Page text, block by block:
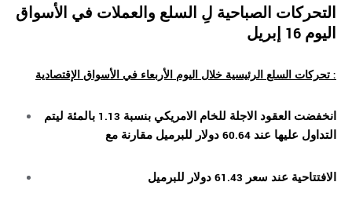
التحركات الصباحية لِ السلع والعملات في الأسواق
اليوم 16 إبريل
تحركات السلع الرئيسية خلال اليوم الأربعاء في الأسواق الإقتصادية :
انخفضت العقود الاجلة للخام الامريكي بنسبة 1.13 بالمئة ليتم
التداول عليها عند 60.64 دولار للبرميل مقارنة مع
الافتتاحية عند سعر 61.43 دولار للبرميل